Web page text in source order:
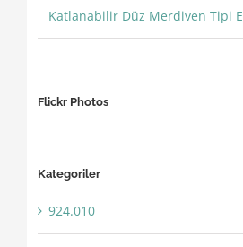
Katlanabilir Düz Merdiven Tipi
Flickr Photos
Kategoriler
924.010